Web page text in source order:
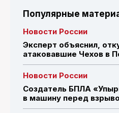
Популярные
Новости России
Эксперт объяснил,
атаковавшие Чехов в
Новости России
Создатель БПЛА
в машину перед